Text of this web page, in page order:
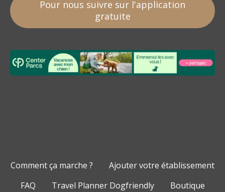
Pour nous suivre sur l'application
gratuite
Comment ça marche ?
Ajouter votre établissement
FAQ
Travel Planner Dogfriendly Boutique